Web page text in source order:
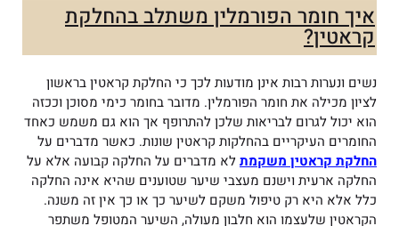
איך חומר הפורמלין משתלב בהחלקת
קראטין?
נשים ונערות רבות אינן מודעות לכך כי החלקת קראטין בראשון
לציון מכילה את חומר הפורמלין. מדובר בחומר כימי מסוכן וככזה
הוא יכול לגרום לבריאות שלכן להתרופף אך הוא גם משמש כאחד
החומרים העיקריים בהחלקות קראטין שונות. כאשר מדברים על
החלקת קראטין משקמת לא מדברים על החלקה קבועה אלא על
החלקה ארעית וישנם מעצבי שיער שטוענים שהיא אינה החלקה
כלל אלא היא רק טיפול משקם לשיער כך או כך אין זה משנה.
הקראטין שלעצמו הוא חלבון מעולה, השיער המטופל משתפר